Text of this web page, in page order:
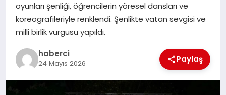
YAŞAM
oyunları şenliği, öğrencilerin yöresel dansları ve
koreografileriyle renklendi. Şenlikte vatan sevgisi ve
milli birlik vurgusu yapıldı.
haberci
24 Mayıs 2026 Paylaş